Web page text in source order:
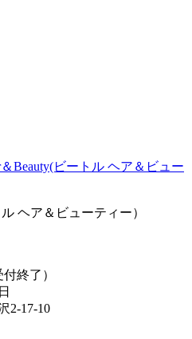
ヘア＆ビューティー）
終了）
2-17-10